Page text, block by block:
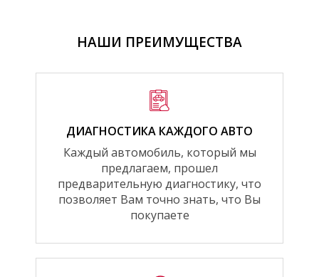
НАШИ ПРЕИМУЩЕСТВА
ДИАГНОСТИКА КАЖДОГО АВТО
Каждый автомобиль, который мы
предлагаем, прошел
предварительную диагностику, что
позволяет Вам точно знать, что Вы
покупаете